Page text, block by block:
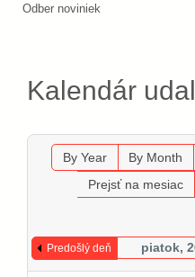
Odber noviniek
Kalendár
By Year By Month
Prejsť na mesiac
Predošlý deň piatok,